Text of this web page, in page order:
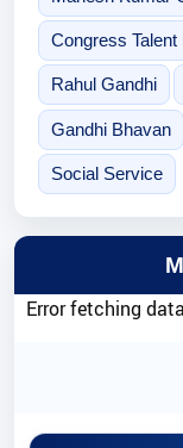
Congress Talent
Rahul Gandhi
Gandhi Bhavan
Social Service
Error fetching